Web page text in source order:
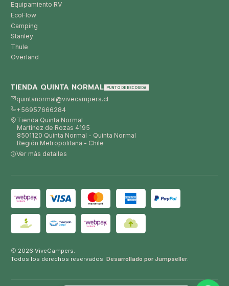
Equipamiento RV
EcoFlow
Camping
Stanley
Thule
Overland
TIENDA QUINTA NORMAL PUNTO DE RECOGIDA
quintanormal@vivecampers.cl
+56957666284
Tienda Quinta Normal
Martínez de Rozas 4195
8501120 Quinta Normal - Quinta Normal
Región Metropolitana - Chile
Ver más detalles
2026 ViveCampers.
Todos los derechos reservados. Desarrollado por Jumpseller.